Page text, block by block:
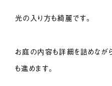
光の入り方も綺麗です。
お庭の内容も詳細を詰めなが
も進めます。